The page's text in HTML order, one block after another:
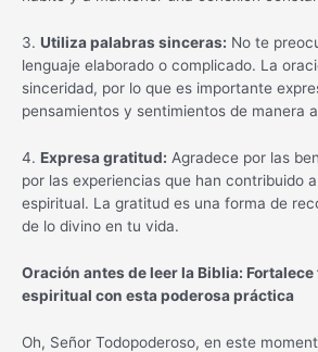
3. Utiliza palabras sinceras: No te
lenguaje elaborado o complicado. La
sinceridad, por lo que es importante
pensamientos y sentimientos de manera
4. Expresa gratitud: Agradece por las
por las experiencias que han contribuido
espiritual. La gratitud es una forma de
de lo divino en tu vida.
Oración antes de leer la Biblia:
espiritual con esta poderosa práctica
Oh, Señor Todopoderoso, en este